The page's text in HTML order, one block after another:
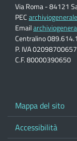
Via Roma - 84121
PEC
Email
Centralino
P. IVA 02098700657
C.F. 80000390650
Mappa del sito
Accessibilità